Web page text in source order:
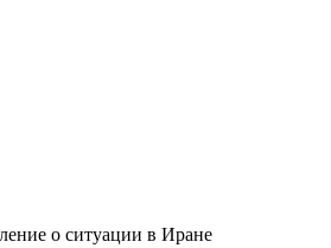
о ситуации в Иране